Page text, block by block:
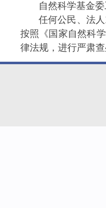
自然科学基金
任何公民、法
按照《国家自然科
律法规，进行严肃查